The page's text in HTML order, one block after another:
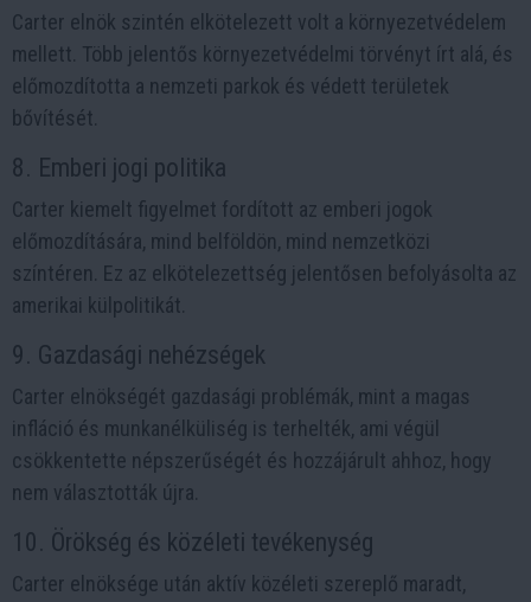
Carter elnök szintén elkötelezett volt a környezetvédelem
mellett. Több jelentős környezetvédelmi törvényt írt alá, és
előmozdította a nemzeti parkok és védett területek
bővítését.
8. Emberi jogi politika
Carter kiemelt figyelmet fordított az emberi jogok
előmozdítására, mind belföldön, mind nemzetközi
színtéren. Ez az elkötelezettség jelentősen befolyásolta az
amerikai külpolitikát.
9. Gazdasági nehézségek
Carter elnökségét gazdasági problémák, mint a magas
infláció és munkanélküliség is terhelték, ami végül
csökkentette népszerűségét és hozzájárult ahhoz, hogy
nem választották újra.
10. Örökség és közéleti tevékenység
Carter elnöksége után aktív közéleti szereplő maradt,